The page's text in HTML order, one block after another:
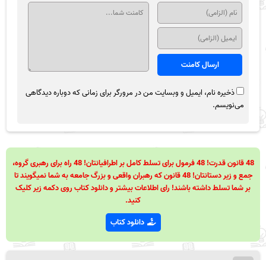
ذخیره نام، ایمیل و وبسایت من در مرورگر برای زمانی که دوباره دیدگاهی
می‌نویسم.
48 قانون قدرت! 48 فرمول برای تسلط کامل بر اطرافیانتان! 48 راه برای رهبری گروه،
جمع و زیر دستانتان! 48 قانون که رهبران واقعی و بزرگ جامعه به شما نمیگویند تا
بر شما تسلط داشته باشند! رای اطلاعات بیشتر و دانلود کتاب روی دکمه زیر کلیک
کنید.
دانلود کتاب